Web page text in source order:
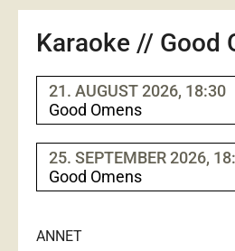
Karaoke // Good
21. AUGUST 2026, 18:30
Good Omens
25. SEPTEMBER 2026,
Good Omens
ANNET